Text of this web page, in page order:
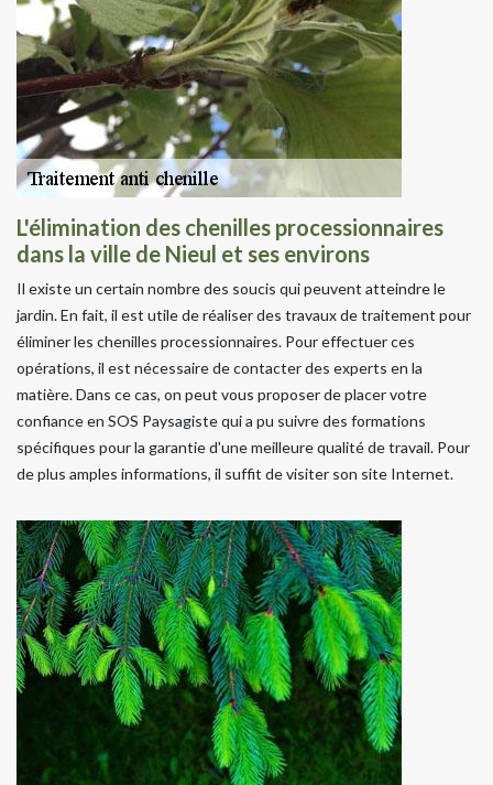
L'élimination des chenilles processionnaires
dans la ville de Nieul et ses environs
Il existe un certain nombre des soucis qui peuvent atteindre le
jardin. En fait, il est utile de réaliser des travaux de traitement pour
éliminer les chenilles processionnaires. Pour effectuer ces
opérations, il est nécessaire de contacter des experts en la
matière. Dans ce cas, on peut vous proposer de placer votre
confiance en SOS Paysagiste qui a pu suivre des formations
spécifiques pour la garantie d'une meilleure qualité de travail. Pour
de plus amples informations, il suffit de visiter son site Internet.